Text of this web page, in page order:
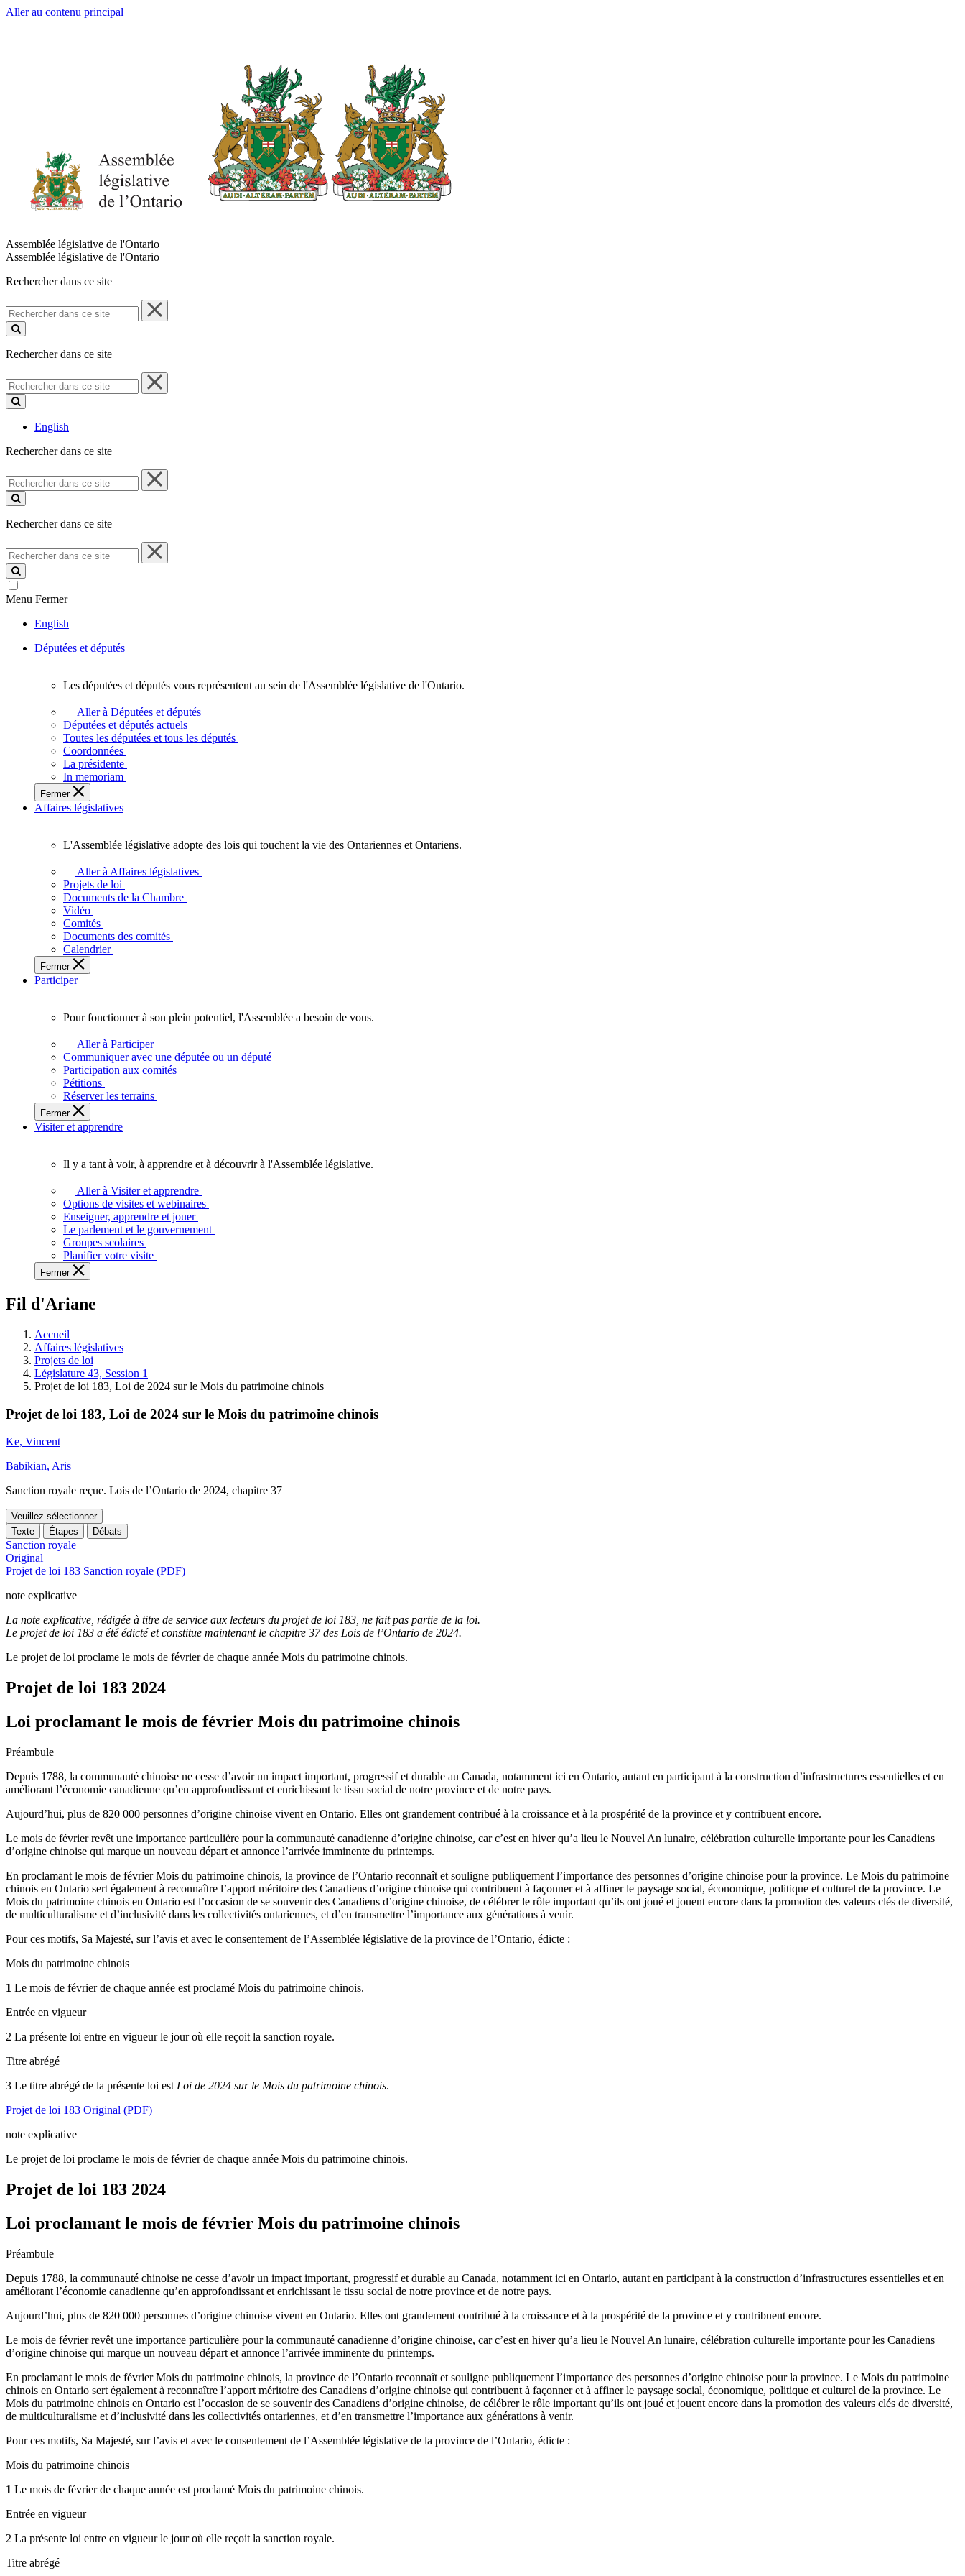
Aller au contenu principal
Assemblée législative de l'Ontario
Assemblée législative de l'Ontario
Rechercher dans ce site
Rechercher
dans
ce
Rechercher dans ce site
Rechercher
dans
ce
English
Rechercher dans ce site
Rechercher
dans
ce
Rechercher dans ce site
Rechercher
dans
ce
site
Menu Fermer
English
Députées et députés
députées
députés
vous
représentent
sein
de
l'Assemblée
l'Ontario.
Les députées et députés vous représentent au sein de l'Assemblée législative de l'Ontario.
Aller à Députées et députés
Députées et députés actuels
Toutes les députées et tous les députés
Coordonnées
La présidente
In memoriam
Fermer
Affaires législatives
législative
adopte
touchent
vie
des
Ontariennes
Ontariens.
L'Assemblée législative adopte des lois qui touchent la vie des Ontariennes et Ontariens.
Aller à Affaires législatives
Projets de loi
Documents de la Chambre
Vidéo
Comités
Documents des comités
Calendrier
Fermer
Participer
fonctionner
plein
potentiel,
l'Assemblée
a
besoin
Pour fonctionner à son plein potentiel, l'Assemblée a besoin de vous.
Aller à Participer
Communiquer avec une députée ou un député
Participation aux comités
Pétitions
Réserver les terrains
Fermer
Visiter et apprendre
voir,
apprendre
et
découvrir
l'Assemblée
législative.
Il y a tant à voir, à apprendre et à découvrir à l'Assemblée législative.
Aller à Visiter et apprendre
Options de visites et webinaires
Enseigner, apprendre et jouer
Le parlement et le gouvernement
Groupes scolaires
Planifier votre visite
Fermer
Fil d'Ariane
Accueil
Affaires législatives
Projets de loi
Législature 43, Session 1
Projet de loi 183, Loi de 2024 sur le Mois du patrimoine chinois
Projet de loi 183, Loi de 2024 sur le Mois du patrimoine chinois
Ke, Vincent
Babikian, Aris
Sanction royale reçue. Lois de l’Ontario de 2024, chapitre 37
Veuillez sélectionner
Texte
Étapes Débats
Sanction royale
Original
Projet de loi 183 Sanction royale (PDF)
note explicative
La note explicative, rédigée à titre de service aux lecteurs du projet de loi 183, ne fait pas partie de la loi.
Le projet de loi 183 a été édicté et constitue maintenant le chapitre 37 des Lois de l’Ontario de 2024.
Le projet de loi proclame le mois de février de chaque année Mois du patrimoine chinois.
Projet de loi 183 2024
Loi proclamant le mois de février Mois du patrimoine chinois
Préambule
Depuis 1788, la communauté chinoise ne cesse d’avoir un impact important, progressif et durable au Canada, notamment ici en Ontario, autant en participant à la construction d’infrastructures essentielles et en
améliorant l’économie canadienne qu’en approfondissant et enrichissant le tissu social de notre province et de notre pays.
Aujourd’hui, plus de 820 000 personnes d’origine chinoise vivent en Ontario. Elles ont grandement contribué à la croissance et à la prospérité de la province et y contribuent encore.
Le mois de février revêt une importance particulière pour la communauté canadienne d’origine chinoise, car c’est en hiver qu’a lieu le Nouvel An lunaire, célébration culturelle importante pour les Canadiens
d’origine chinoise qui marque un nouveau départ et annonce l’arrivée imminente du printemps.
En proclamant le mois de février Mois du patrimoine chinois, la province de l’Ontario reconnaît et souligne publiquement l’importance des personnes d’origine chinoise pour la province. Le Mois du patrimoine
chinois en Ontario sert également à reconnaître l’apport méritoire des Canadiens d’origine chinoise qui contribuent à façonner et à affiner le paysage social, économique, politique et culturel de la province. Le
Mois du patrimoine chinois en Ontario est l’occasion de se souvenir des Canadiens d’origine chinoise, de célébrer le rôle important qu’ils ont joué et jouent encore dans la promotion des valeurs clés de diversité,
de multiculturalisme et d’inclusivité dans les collectivités ontariennes, et d’en transmettre l’importance aux générations à venir.
Pour ces motifs, Sa Majesté, sur l’avis et avec le consentement de l’Assemblée législative de la province de l’Ontario, édicte :
Mois du patrimoine chinois
1 Le mois de février de chaque année est proclamé Mois du patrimoine chinois.
Entrée en vigueur
2 La présente loi entre en vigueur le jour où elle reçoit la sanction royale.
Titre abrégé
3 Le titre abrégé de la présente loi est Loi de 2024 sur le Mois du patrimoine chinois.
Projet de loi 183 Original (PDF)
note explicative
Le projet de loi proclame le mois de février de chaque année Mois du patrimoine chinois.
Projet de loi 183 2024
Loi proclamant le mois de février Mois du patrimoine chinois
Préambule
Depuis 1788, la communauté chinoise ne cesse d’avoir un impact important, progressif et durable au Canada, notamment ici en Ontario, autant en participant à la construction d’infrastructures essentielles et en
améliorant l’économie canadienne qu’en approfondissant et enrichissant le tissu social de notre province et de notre pays.
Aujourd’hui, plus de 820 000 personnes d’origine chinoise vivent en Ontario. Elles ont grandement contribué à la croissance et à la prospérité de la province et y contribuent encore.
Le mois de février revêt une importance particulière pour la communauté canadienne d’origine chinoise, car c’est en hiver qu’a lieu le Nouvel An lunaire, célébration culturelle importante pour les Canadiens
d’origine chinoise qui marque un nouveau départ et annonce l’arrivée imminente du printemps.
En proclamant le mois de février Mois du patrimoine chinois, la province de l’Ontario reconnaît et souligne publiquement l’importance des personnes d’origine chinoise pour la province. Le Mois du patrimoine
chinois en Ontario sert également à reconnaître l’apport méritoire des Canadiens d’origine chinoise qui contribuent à façonner et à affiner le paysage social, économique, politique et culturel de la province. Le
Mois du patrimoine chinois en Ontario est l’occasion de se souvenir des Canadiens d’origine chinoise, de célébrer le rôle important qu’ils ont joué et jouent encore dans la promotion des valeurs clés de diversité,
de multiculturalisme et d’inclusivité dans les collectivités ontariennes, et d’en transmettre l’importance aux générations à venir.
Pour ces motifs, Sa Majesté, sur l’avis et avec le consentement de l’Assemblée législative de la province de l’Ontario, édicte :
Mois du patrimoine chinois
1 Le mois de février de chaque année est proclamé Mois du patrimoine chinois.
Entrée en vigueur
2 La présente loi entre en vigueur le jour où elle reçoit la sanction royale.
Titre abrégé